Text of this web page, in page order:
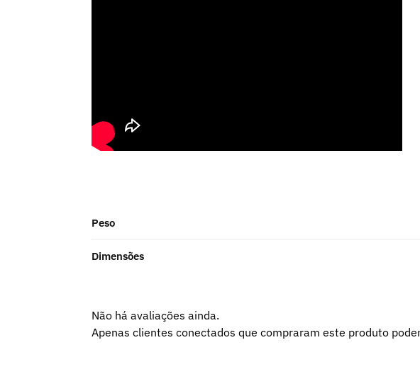
Peso
Dimensões
Não há avaliações ainda.
Apenas clientes conectados que compraram este produto